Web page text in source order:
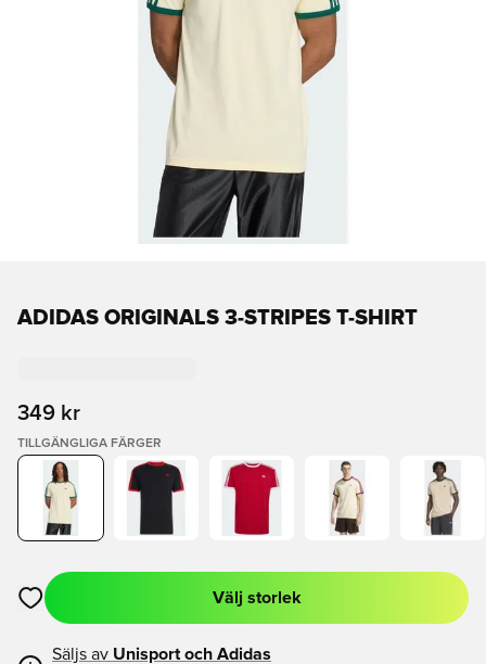
ADIDAS ORIGINALS 3-STRIPES T-SHIRT
349 kr
TILLGÄNGLIGA FÄRGER
Öppnar en Modal för att logga in eller registrera dig som
Välj storlek
Säljs av Unisport och Adidas